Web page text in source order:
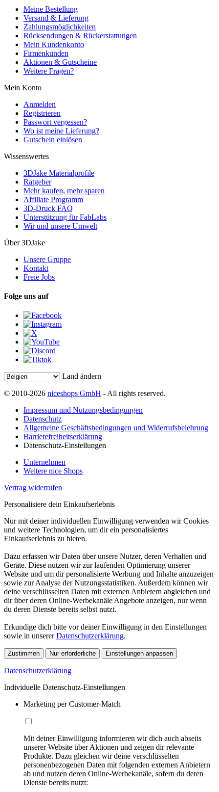
Meine Bestellung
Versand & Lieferung
Zahlungsmöglichkeiten
Rücksendungen & Rückerstattungen
Mein Kundenkonto
Firmenkunden
Aktionen & Gutscheine
Weitere Fragen?
Mein Konto
Anmelden
Registrieren
Passwort vergessen?
Wo ist meine Lieferung?
Gutschein einlösen
Wissenswertes
3DJake Materialprofile
Ratgeber
Mehr kaufen, mehr sparen
Affiliate Programm
3D-Druck FAQ
Unterstützung für FabLabs
Wir und unsere Umwelt
Über 3DJake
Unsere Gruppe
Kontakt
Freie Jobs
Folge uns auf
Land ändern
© 2010-2026 niceshops GmbH - All rights reserved.
Impressum und Nutzungsbedingungen
Datenschutz
Allgemeine Geschäftsbedingungen und Widerrufsbelehrung
Barrierefreiheitserklärung
Datenschutz-Einstellungen
Unternehmen
Weitere nice Shops
Vertrag widerrufen
Personalisiere dein Einkaufserlebnis
Nur mit deiner individuellen Einwilligung verwenden wir Cookies
und weitere Technologien, um dir ein personalisiertes
Einkaufserlebnis zu bieten.
Dazu erfassen wir Daten über unsere Nutzer, deren Verhalten und
Geräte. Diese nutzen wir zur laufenden Optimierung unserer
Website und um dir personalisierte Werbung und Inhalte anzuzeigen
sowie zur Analyse der Nutzungsstatistiken. Außerdem können wir
deine verschlüsselten Daten mit externen Anbietern abgleichen und
dir über deren Online-Werbekanäle Angebote anzeigen, nur wenn
du deren Dienste bereits selbst nutzt.
Erkundige dich bitte vor deiner Einwilligung in den Einstellungen
sowie in unsererDatenschutzerklärung.
Zustimmen Nur erforderliche Einstellungen anpassen
Datenschutzerklärung
Individuelle Datenschutz-Einstellungen
Marketing per Customer-Match
Mit deiner Einwilligung informieren wir dich auch abseits
unserer Website über Aktionen und zeigen dir relevante
Produkte. Dazu gleichen wir deine verschlüsselten
personenbezogenen Daten mit folgenden externen Anbietern
ab und nutzen deren Online-Werbekanäle, sofern du deren
Dienste bereits nutzt: